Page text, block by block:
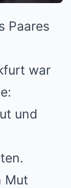
Paares
war
und
Mut